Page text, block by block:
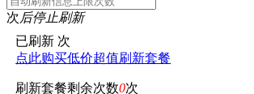
次后停止刷新
已刷新 次
点此购买低价超值刷新套餐
刷新套餐剩余次数0次